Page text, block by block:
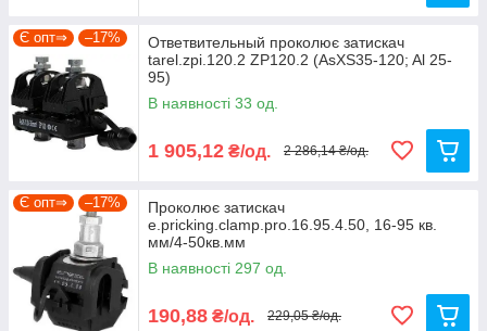
Є опт⇒ –17%
Ответвительный проколює затискач
tarel.zpi.120.2 ZP120.2 (AsXS35-120; Al 25-
95)
В наявності 33 од.
1 905,12 ₴/од. 2 286,14 ₴/од.
Є опт⇒ –17%
Проколює затискач
e.pricking.clamp.pro.16.95.4.50, 16-95 кв.
мм/4-50кв.мм
В наявності 297 од.
190,88 ₴/од. 229,05 ₴/од.